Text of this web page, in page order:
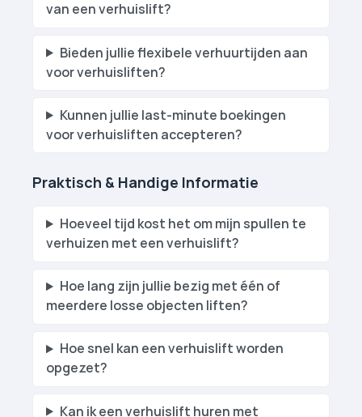
van een verhuislift?
Bieden jullie flexibele verhuurtijden aan
voor verhuislift­en?
Kunnen jullie last-minute boekingen
voor verhuislift­en accepteren?
Praktisch & Handige Informatie
Hoeveel tijd kost het om mijn spullen te
verhuizen met een verhuislift?
Hoe lang zijn jullie bezig met één of
meerdere losse objecten liften?
Hoe snel kan een verhuislift worden
opgezet?
Kan ik een verhuislift huren met